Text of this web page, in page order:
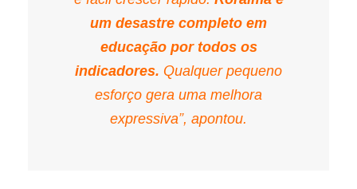
um desastre completo em
educação por todos os
indicadores. Qualquer pequeno
esforço gera uma melhora
expressiva”, apontou.